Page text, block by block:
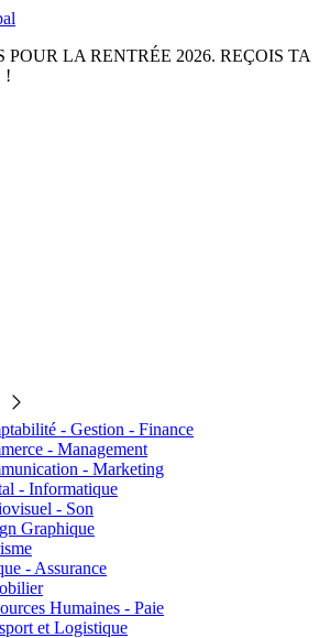
POUR LA RENTRÉE 2026. REÇOIS TA
!
- Gestion - Finance
- Management
- Marketing
- Informatique
- Son
Graphique
- Assurance
Humaines - Paie
et Logistique